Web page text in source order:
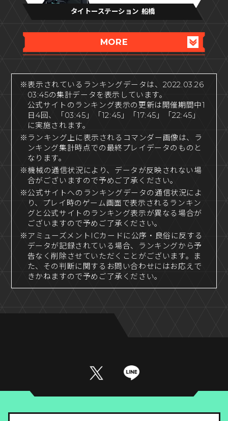
タイトーステーション 船橋
MORE
※表示されているランキングデータは、2022.03.26
03:45の集計データを表示しています。
公式サイトのランキング表示の更新は開催期間中1
日4回、「03:45」「12:45」「17:45」「22:45」
に実施されます。
※ランキング上に表示されるコマンダー画像は、ラ
ンキング集計時点での最終プレイデータのものと
なります。
※機械の通信状況により、データが反映されない場
合がございますので予めご了承ください。
※公式サイトへのランキングデータの通信状況によ
り、プレイ時のゲーム画面で表示されるランキン
グと公式サイトのランキング表示が異なる場合が
ございますので予めご了承ください。
※アミューズメントICカードに公序・良俗に反する
データが記録されている場合、ランキングから予
告なく削除させていただくことがございます。ま
た、その判断に関するお問い合わせにはお応えで
きかねますので予めご了承ください。